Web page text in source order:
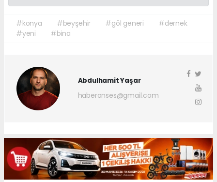
#konya #beyşehir #göl generi
#dernek
#yeni
#bina
Abdulhamit Yaşar
haberonses@gmail.com